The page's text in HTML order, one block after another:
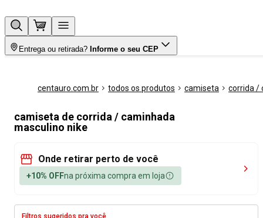
Entrega ou retirada? Informe o seu CEP
centauro.com.br todos os produtos camiseta corrida /
camiseta de corrida / caminhada
masculino nike
Onde retirar perto de você
+10% OFFna próxima compra em loja
Filtros sugeridos pra você